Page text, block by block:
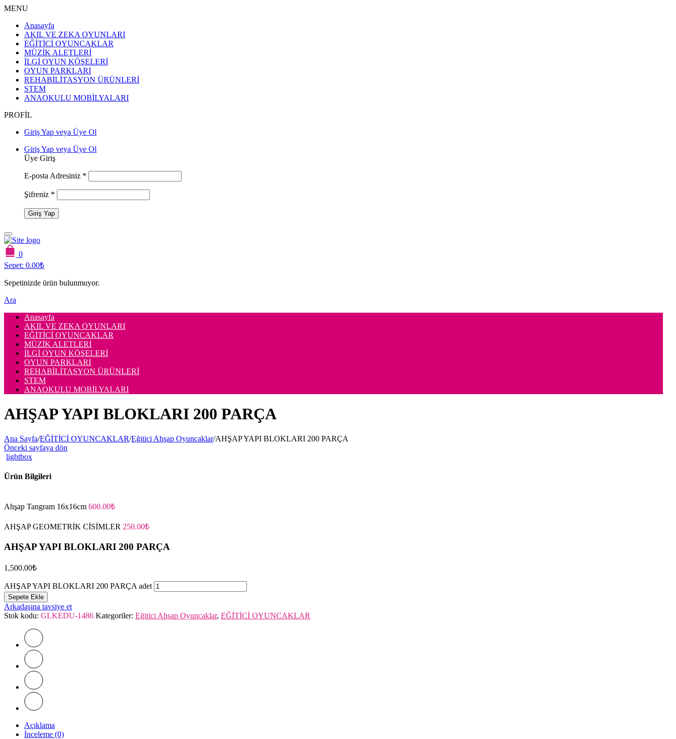
MENU
Anasayfa
AKIL VE ZEKA OYUNLARI
EĞİTİCİ OYUNCAKLAR
MÜZİK ALETLERİ
İLGİ OYUN KÖŞELERİ
OYUN PARKLARI
REHABİLİTASYON ÜRÜNLERİ
STEM
ANAOKULU MOBİLYALARI
PROFİL
Giriş Yap veya Üye Ol
Giriş Yap veya Üye Ol
Üye Giriş
E-posta Adresiniz *
Şifreniz *
0
Sepet: 0.00₺
Sepetinizde ürün bulunmuyor.
Ara
Anasayfa
AKIL VE ZEKA OYUNLARI
EĞİTİCİ OYUNCAKLAR
MÜZİK ALETLERİ
İLGİ OYUN KÖŞELERİ
OYUN PARKLARI
REHABİLİTASYON ÜRÜNLERİ
STEM
ANAOKULU MOBİLYALARI
AHŞAP YAPI BLOKLARI 200 PARÇA
Ana Sayfa/EĞİTİCİ OYUNCAKLAR/Eğitici Ahşap Oyuncaklar/AHŞAP YAPI BLOKLARI 200 PARÇA
Önceki sayfaya dön
lightbox
Ürün Bilgileri
Ahşap Tangram 16x16cm 600.00₺
AHŞAP GEOMETRİK CİSİMLER 250.00₺
AHŞAP YAPI BLOKLARI 200 PARÇA
1,500.00₺
AHŞAP YAPI BLOKLARI 200 PARÇA adet
Sepete Ekle
Arkadaşına tavsiye et
Stok kodu: GLKEDU-1486 Kategoriler: Eğitici Ahşap Oyuncaklar, EĞİTİCİ OYUNCAKLAR
Açıklama
İnceleme (0)